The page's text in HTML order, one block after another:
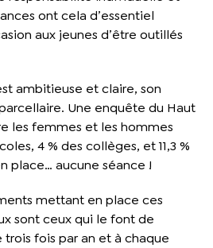
ont cela d’essentiel
aux jeunes d’être outillés
ambitieuse et claire, son
Une enquête du Haut
les femmes et les hommes
4 % des collèges, et 11,3 %
place… aucune séance !
mettant en place ces
sont ceux qui le font de
fois par an et à chaque